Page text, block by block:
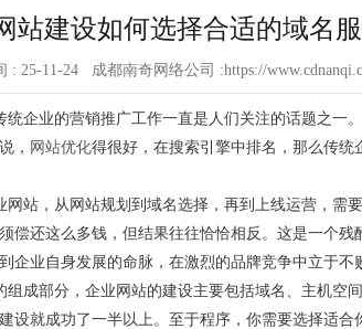
站建设如何选择合适的域名
: 25-11-24 成都南奇网络公司 :https://
企业的营销推广工作一直是人们关注的话题之一
， 网站优化得很好，在搜索引擎中排名，那么传
站，从网站规划到域名选择，再到上线运营，需
偿还这么多钱，但结果往往恰恰相反。这是一个
企业自身发展的命脉，在激烈的品牌竞争中立于不
组成部分，企业网站的建设主要包括域名、主机空
设就成功了一半以上。至于程序，你需要选择适合